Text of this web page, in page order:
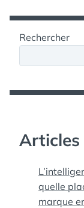
Rechercher
Articles
quelle
marque